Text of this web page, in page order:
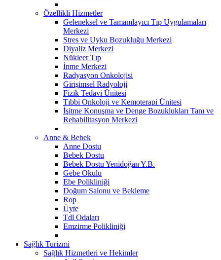
Özellikli Hizmetler
Geleneksel ve Tamamlayıcı Tıp Uygulamaları
Merkezi
Stres ve Uyku Bozukluğu Merkezi
Diyaliz Merkezi
Nükleer Tıp
İnme Merkezi
Radyasyon Onkolojisi
Girişimsel Radyoloji
Fizik Tedavi Ünitesi
Tıbbi Onkoloji ve Kemoterapi Ünitesi
İşitme Konuşma ve Denge Bozuklukları Tanı ve
Rehabilitasyon Merkezi
Anne & Bebek
Anne Dostu
Bebek Dostu
Bebek Dostu Yenidoğan Y.B.
Gebe Okulu
Ebe Polikliniği
Doğum Salonu ve Bekleme
Rop
Üyte
Tdl Odaları
Emzirme Polikliniği
Sağlık Turizmi
Sağlık Hizmetleri ve Hekimler